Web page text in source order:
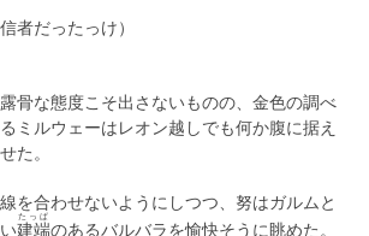
者だったっけ）
骨な態度こそ出さないものの、金色の調べ
ミルウェーはレオン越しでも何か腹に据え
た。
を合わせないようにしつつ、努はガルムと
建端
たっぱ
のあるバルバラを愉快そうに眺めた。